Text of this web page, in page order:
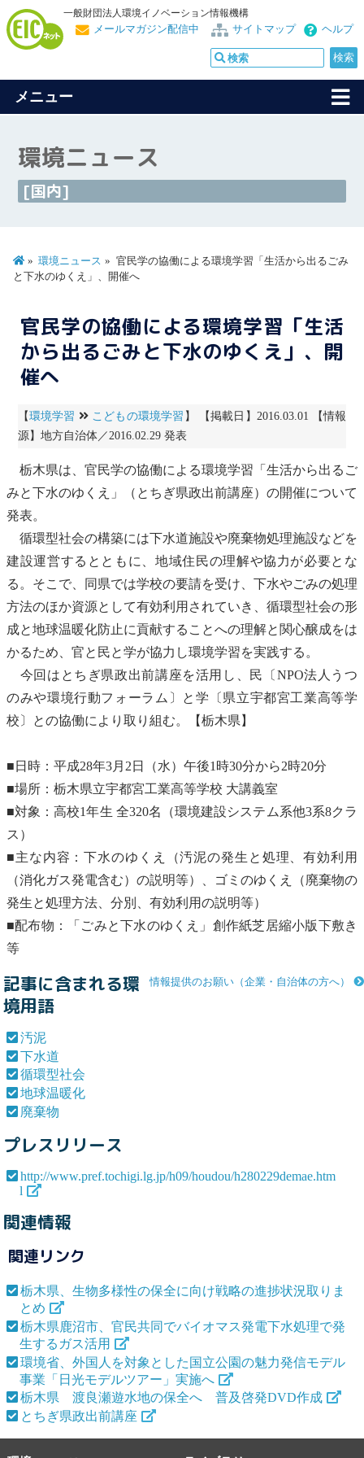
一般財団法人環境イノベーション情報機構
ヘルプ
サイトマップ
メールマガジン配信中
メニュー
環境ニュース
[国内]
環境ニュース
官民学の協働による環境学習「生活から出るごみ
と下水のゆくえ」、開催へ
官民学の協働による環境学習「生活
から出るごみと下水のゆくえ」、開
催へ
【環境学習 こどもの環境学習 】 【掲載日】2016.03.01 【情報
源】地方自治体／2016.02.29 発表
栃木県は、官民学の協働による環境学習「生活から出るご
みと下水のゆくえ」（とちぎ県政出前講座）の開催について
発表。
循環型社会の構築には下水道施設や廃棄物処理施設などを
建設運営するとともに、地域住民の理解や協力が必要とな
る。そこで、同県では学校の要請を受け、下水やごみの処理
方法のほか資源として有効利用されていき、 循環型社会の形
成と地球温暖化防止に貢献することへの理解と関心醸成をは
かるため、官と民と学が協力し環境学習を実践する。
今回はとちぎ県政出前講座を活用し、民〔NPO法人うつ
のみや環境行動フォーラム〕と学〔県立宇都宮工業高等学
校〕との協働により取り組む。【栃木県】
■日時：平成28年3月2日（水）午後1時30分から2時20分
■場所：栃木県立宇都宮工業高等学校 大講義室
■対象：高校1年生 全320名（環境建設システム系他3系8クラ
ス）
■主な内容：下水のゆくえ（汚泥の発生と処理、有効利用
（消化ガス発電含む）の説明等）、ゴミのゆくえ（廃棄物の
発生と処理方法、分別、有効利用の説明等）
■配布物：「ごみと下水のゆくえ」創作紙芝居縮小版下敷き
等
情報提供のお願い（企業・自治体の方へ）
記事に含まれる環
境用語
汚泥
下水道
循環型社会
地球温暖化
廃棄物
プレスリリース
http://www.pref.tochigi.lg.jp/h09/houdou/h280229demae.htm
l
関連情報
関連リンク
栃木県、生物多様性の保全に向け戦略の進捗状況取りま
とめ
栃木県鹿沼市、官民共同でバイオマス発電下水処理で発
生するガス活用
環境省、外国人を対象とした国立公園の魅力発信モデル
事業「日光モデルツアー」実施へ
栃木県 渡良瀬遊水地の保全へ 普及啓発DVD作成
とちぎ県政出前講座